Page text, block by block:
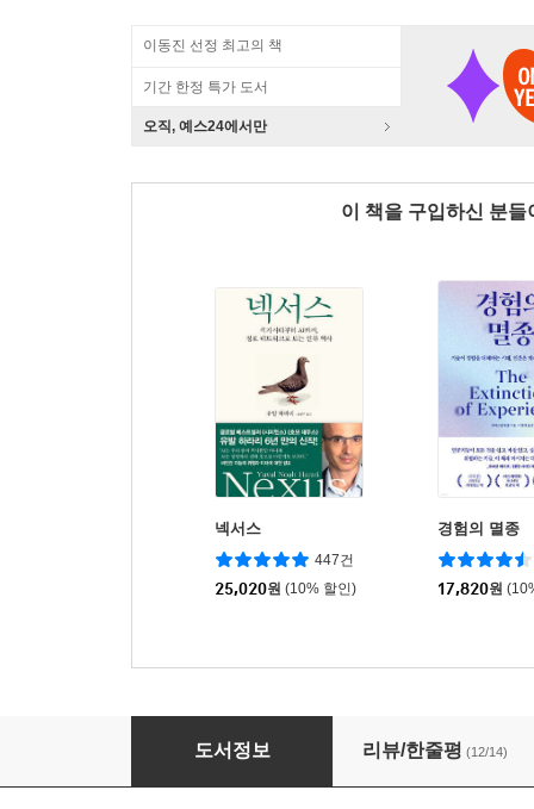
이동진 선정 최고의 책
기간 한정 특가 도서
오직, 예스24에서만
이 책을 구입하신 분
넥서스
447건
25,020원 (10% 할인)
경험의 멸종
17,820원
책문, 이 시대가 묻는다
도서정보 리뷰/한줄평 (12/14)